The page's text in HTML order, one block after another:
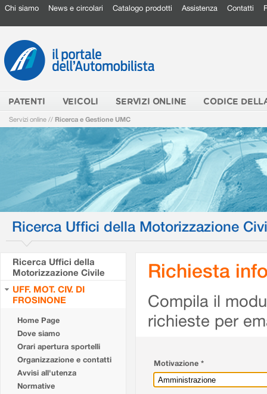
Chi siamo News e circolari Catalogo prodotti Assistenza Contatti
PATENTI VEICOLI SERVIZI ONLINE CODICE
Servizi online // Ricerca e Gestione UMC
Ricerca Uffici della Motorizzazione
Ricerca Uffici della
Motorizzazione Civile
UFF. MOT. CIV. DI
FROSINONE
Home Page
Dove siamo
Orari apertura sportelli
Organizzazione e contatti
Avvisi all'utenza
Normative
Richiesta
Compila il
richieste per
Motivazione *